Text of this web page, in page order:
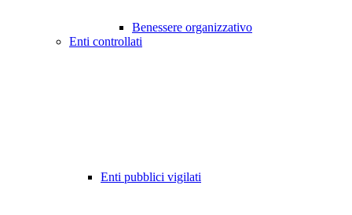
Benessere organizzativo
Enti controllati
Enti pubblici vigilati